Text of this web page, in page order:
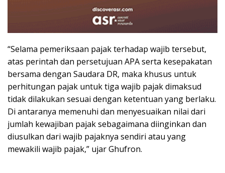
“Selama pemeriksaan pajak terhadap wajib tersebut,
atas perintah dan persetujuan APA serta kesepakatan
bersama dengan Saudara DR, maka khusus untuk
perhitungan pajak untuk tiga wajib pajak dimaksud
tidak dilakukan sesuai dengan ketentuan yang berlaku.
Di antaranya memenuhi dan menyesuaikan nilai dari
jumlah kewajiban pajak sebagaimana diinginkan dan
diusulkan dari wajib pajaknya sendiri atau yang
mewakili wajib pajak,” ujar Ghufron.